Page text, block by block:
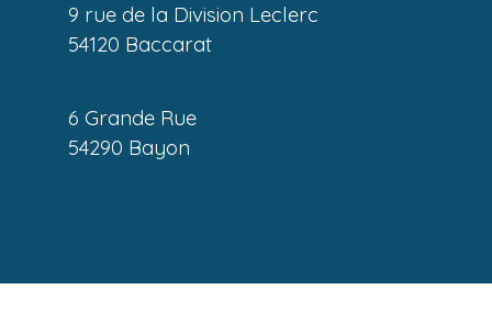
9 rue de la Division Leclerc
54120 Baccarat
6 Grande Rue
54290 Bayon